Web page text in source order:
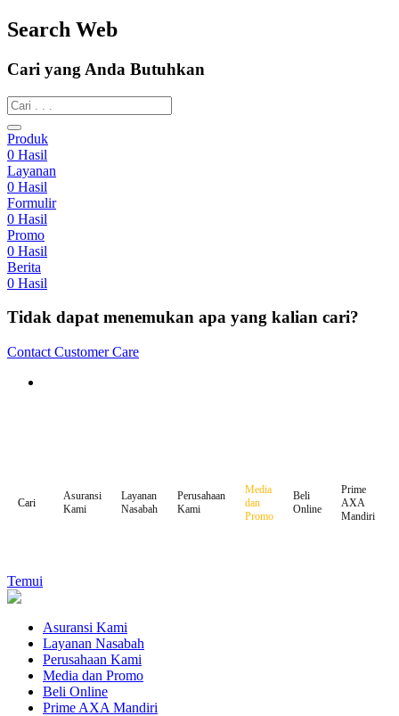
Search Web
Cari yang Anda Butuhkan
Produk
0 Hasil
Layanan
0 Hasil
Formulir
0 Hasil
Promo
0 Hasil
Berita
0 Hasil
Tidak dapat menemukan apa yang kalian cari?
Contact Customer Care
Cari
Asuransi
Kami
Layanan
Nasabah
Perusahaan
Kami
Media
dan
Promo
Beli
Online
Prime
AXA
Mandiri
Temui
Asuransi Kami
Layanan Nasabah
Perusahaan Kami
Media dan Promo
Beli Online
Prime AXA Mandiri